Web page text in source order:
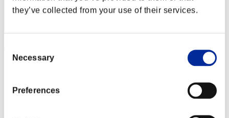
they’ve collected from your use of their services.
Selection
Necessary
Preferences
Puntos:Lv:40/03'02"32
83